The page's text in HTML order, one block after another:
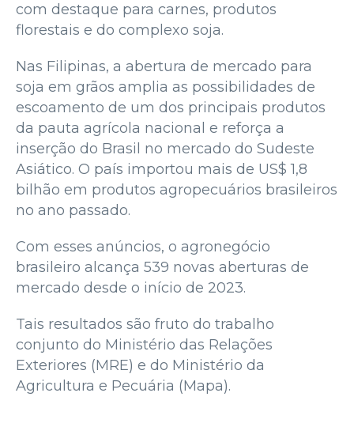
com destaque para carnes, produtos
florestais e do complexo soja.
Nas Filipinas, a abertura de mercado para
soja em grãos amplia as possibilidades de
escoamento de um dos principais produtos
da pauta agrícola nacional e reforça a
inserção do Brasil no mercado do Sudeste
Asiático. O país importou mais de US$ 1,8
bilhão em produtos agropecuários brasileiros
no ano passado.
Com esses anúncios, o agronegócio
brasileiro alcança 539 novas aberturas de
mercado desde o início de 2023.
Tais resultados são fruto do trabalho
conjunto do Ministério das Relações
Exteriores (MRE) e do Ministério da
Agricultura e Pecuária (Mapa).